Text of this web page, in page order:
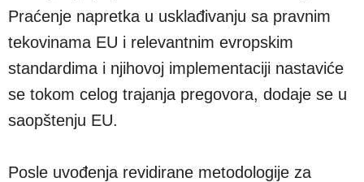
Praćenje napretka u usklađivanju sa pravnim
tekovinama EU i relevantnim evropskim
standardima i njihovoj implementaciji nastaviće
se tokom celog trajanja pregovora, dodaje se u
saopštenju EU.
Posle uvođenja revidirane metodologije za